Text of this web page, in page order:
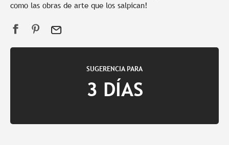
como las obras de arte que los salpican!
SUGERENCIA PARA
3 DÍAS